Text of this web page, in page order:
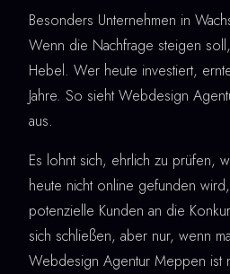
Besonders Unternehmen in
Wenn die Nachfrage steigen
Hebel. Wer heute investiert,
Jahre. So sieht Webdesign
aus.
Es lohnt sich, ehrlich zu prüfen,
heute nicht online gefunden
potenzielle Kunden an die
sich schließen, aber nur, wenn
Webdesign Agentur Meppen ist